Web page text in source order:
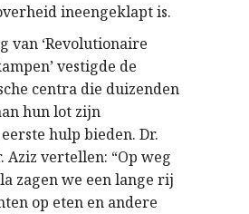
ineengeklapt is.
van ‘Revolutionaire
vestigde de
centra die duizenden
hun lot zijn
hulp bieden. Dr.
Aziz vertellen: “Op weg
zagen we een lange rij
op eten en andere